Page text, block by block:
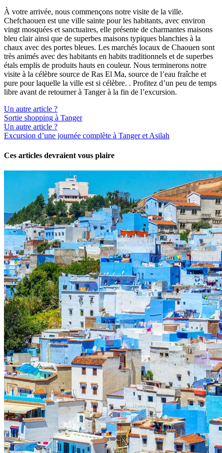
À votre arrivée, nous commençons notre visite de la ville.
Chefchaouen est une ville sainte pour les habitants, avec environ
vingt mosquées et sanctuaires, elle présente de charmantes maisons
bleu clair ainsi que de superbes maisons typiques blanchies à la
chaux avec des portes bleues. Les marchés locaux de Chaouen sont
très animés avec des habitants en habits traditionnels et de superbes
étals emplis de produits hauts en couleur. Nous terminerons notre
visite à la célèbre source de Ras El Ma, source de l’eau fraîche et
pure pour laquelle la ville est si célèbre. . Profitez d’un peu de temps
libre avant de retourner à Tanger à la fin de l’excursion.
Un autre article ?
Sortie shopping à Tanger
Un autre article ?
Excursion d’une journée complète à Tanger et Asilah
Ces articles devraient vous plaire